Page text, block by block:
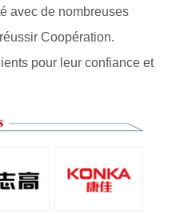
avec de nombreuses
Coopération.
pour leur confiance et